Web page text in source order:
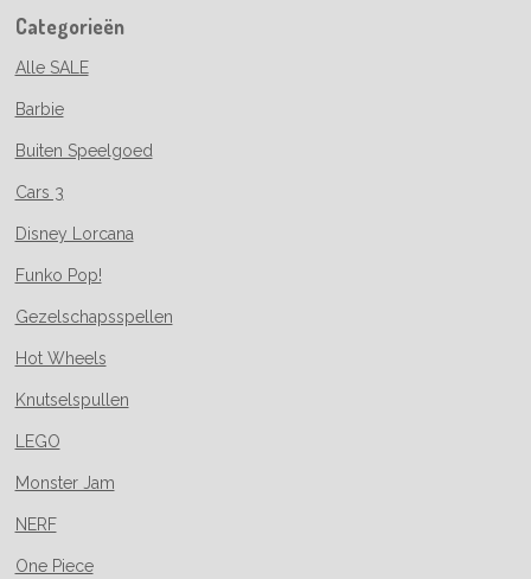
Categorieën
Alle SALE
Barbie
Buiten Speelgoed
Cars 3
Disney Lorcana
Funko Pop!
Gezelschapsspellen
Hot Wheels
Knutselspullen
LEGO
Monster Jam
NERF
One Piece